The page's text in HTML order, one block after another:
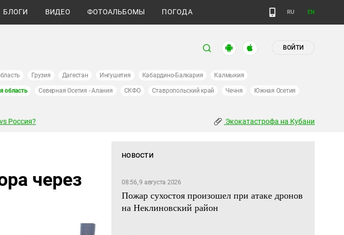
БЛОГИ ВИДЕО ФОТОАЛЬБОМЫ ПОГОДА RU EN
ВОЙТИ
Грузия Дагестан Ингушетия Кабардино-Балкария Калмыкия
область Северная Осетия - Алания СКФО Ставропольский край Чечня Южная Осетия
Россия? Экокатастрофа на Кубани
через
НОВОСТИ
08:56, 9 августа 2026
Пожар сухостоя произошел при атаке дронов
на Неклиновский район